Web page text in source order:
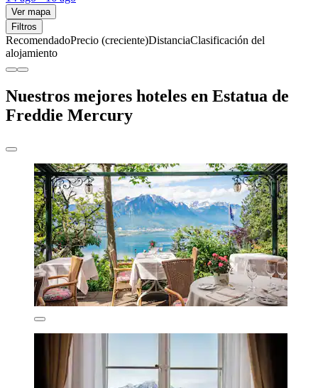
Ver mapa
Filtros
RecomendadoPrecio (creciente)DistanciaClasificación del
alojamiento
Nuestros mejores hoteles en Estatua de
Freddie Mercury